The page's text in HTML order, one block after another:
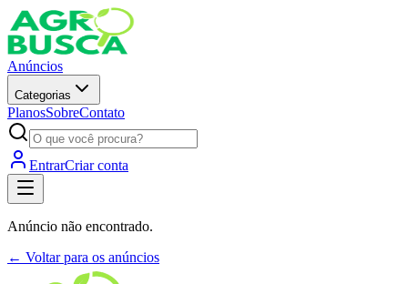
Anúncios
Categorias
PlanosSobreContato
EntrarCriar conta
Anúncio não encontrado.
← Voltar para os anúncios